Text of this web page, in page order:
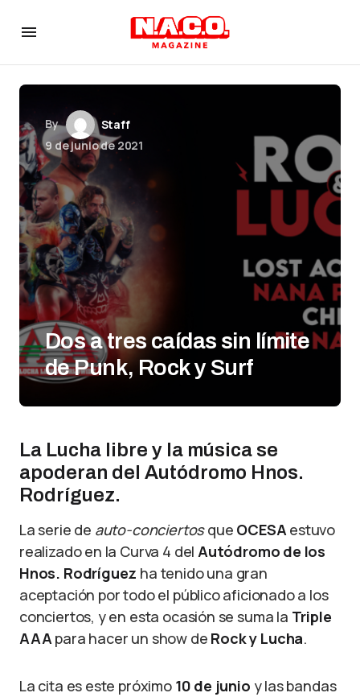
By
Staff
9 de junio de 2021
Dos a tres caídas sin límite
de Punk, Rock y Surf
La Lucha libre y la música se
apoderan del Autódromo Hnos.
Rodríguez.
La serie de auto-conciertosque OCESAestuvo
realizado en la Curva 4 del Autódromo de los
Hnos. Rodríguez ha tenido una gran
aceptación por todo el público aficionado a los
conciertos, y en esta ocasión se suma la Triple
AAApara hacer un show de Rock y Lucha.
La cita es este próximo 10 de junio y las bandas